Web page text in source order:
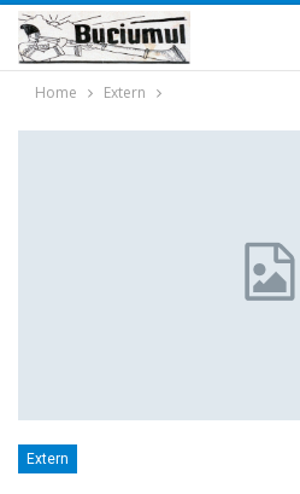
Home Extern
Extern